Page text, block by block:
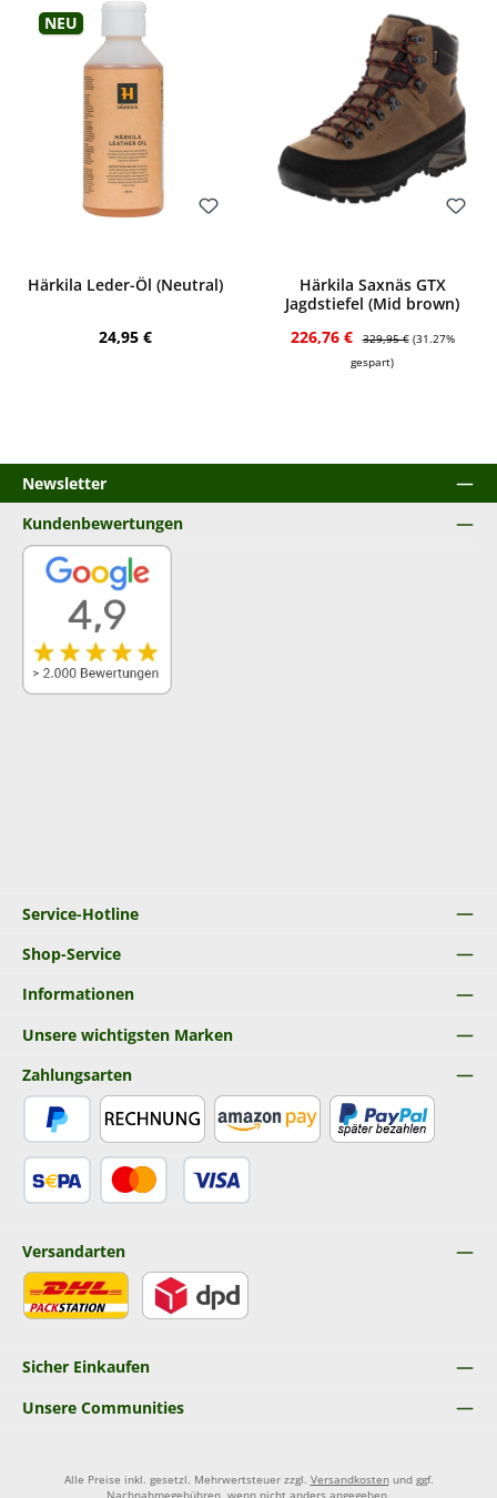
Neu
Härkila Leder-Öl (Neutral)
Regulärer Preis:
24,95 €
Härkila Saxnäs GTX
Jagdstiefel (Mid brown)
Verkaufspreis:
226,76 € Regulärer Preis:
329,95 € (31.27%
gespart)
Newsletter
Service-Hotline
Shop-Service
Informationen
Unsere wichtigsten Marken
Sicher Einkaufen
Kundenbewertungen
Unsere Communities
Zahlungsarten
Versandarten
Alle Preise inkl. gesetzl. Mehrwertsteuer zzgl. Versandkostenund ggf.